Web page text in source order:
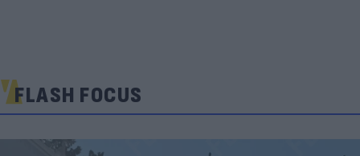
FLASH FOCUS